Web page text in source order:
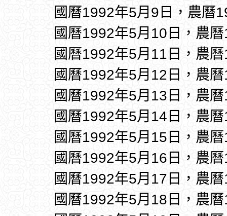
國曆1992年5月9日，農曆
國曆1992年5月10日，農
國曆1992年5月11日，農
國曆1992年5月12日，農
國曆1992年5月13日，農
國曆1992年5月14日，農
國曆1992年5月15日，農
國曆1992年5月16日，農
國曆1992年5月17日，農
國曆1992年5月18日，農